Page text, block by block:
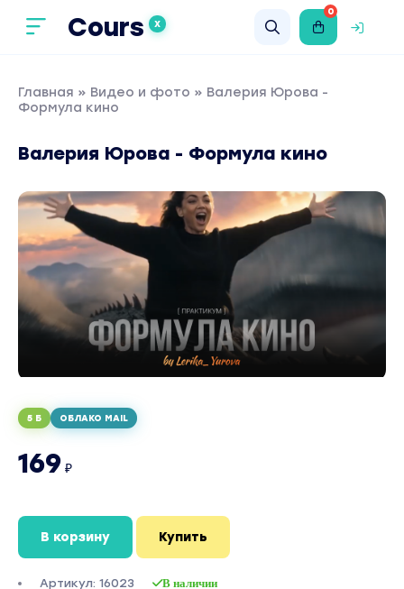
Cours X
0
Главная » Видео и фото » Валерия Юрова -
Формула кино
Валерия Юрова - Формула кино
5 Б ОБЛАКО MAIL
169 ₽
В корзину Купить
Артикул: 16023 В наличии